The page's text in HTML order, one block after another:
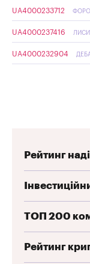
UA4000233712
UA4000237416
UA4000232904
Рейтинг
ТОП 200
Рейтинг